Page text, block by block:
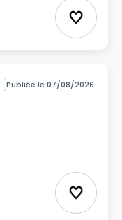
Ajouter
Publiée le 07/08/2026
Ajouter